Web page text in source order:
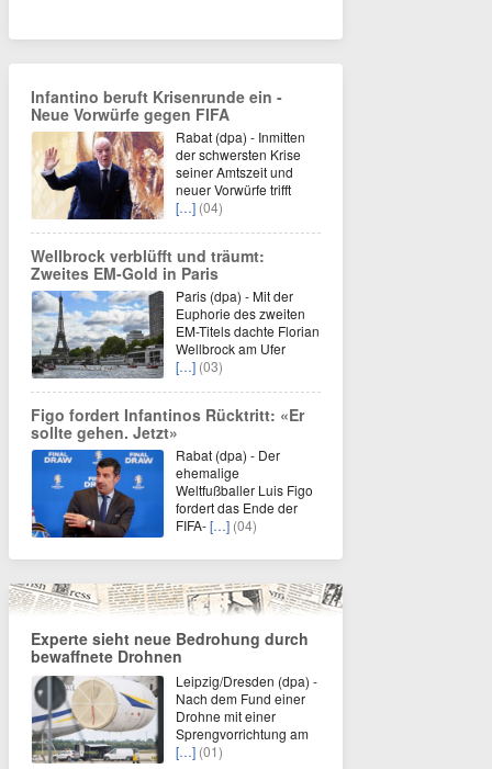
Infantino beruft Krisenrunde ein -
Neue Vorwürfe gegen FIFA
Rabat (dpa) - Inmitten
der schwersten Krise
seiner Amtszeit und
neuer Vorwürfe trifft
[…] (04)
Wellbrock verblüfft und träumt:
Zweites EM-Gold in Paris
Paris (dpa) - Mit der
Euphorie des zweiten
EM-Titels dachte Florian
Wellbrock am Ufer
[…] (03)
Figo fordert Infantinos Rücktritt: «Er
sollte gehen. Jetzt»
Rabat (dpa) - Der
ehemalige
Weltfußballer Luis Figo
fordert das Ende der
FIFA-[…] (04)
Experte sieht neue Bedrohung durch
bewaffnete Drohnen
Leipzig/Dresden (dpa) -
Nach dem Fund einer
Drohne mit einer
Sprengvorrichtung am
[…] (01)